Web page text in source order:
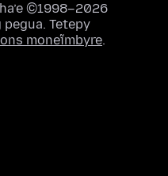
©1998–2026
Tetepy
moneĩmbyre.